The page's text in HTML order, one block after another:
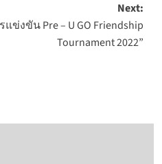
Next:
ข่งขัน Pre – U GO Friendship
Tournament 2022”